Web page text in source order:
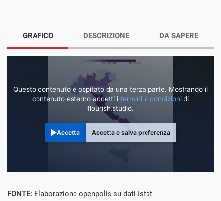
GRAFICO
Questo contenuto è ospitato da una terza parte. Mostrando il
contenuto esterno accetti i termini e condizioni di
flourish.studio.
Accetta Accetta e salva preferenza
DESCRIZIONE DA SAPERE
FONTE: Elaborazione openpolis su dati Istat